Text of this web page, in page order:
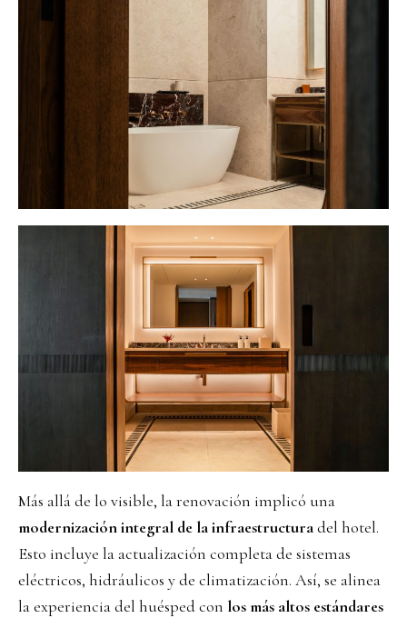
Más allá de lo visible, la renovación implicó una
modernización integral de la infraestructuradel hotel.
Esto incluye la actualización completa de sistemas
eléctricos, hidráulicos y de climatización. Así, se alinea
la experiencia del huésped con los más altos estándares